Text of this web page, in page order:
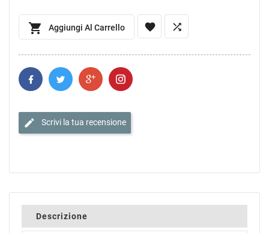
 Aggiungi Al Carrello  
edit Scrivi la tua recensione
Descrizione